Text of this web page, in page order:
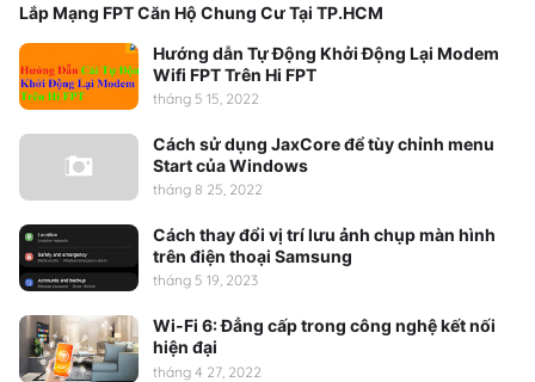
Lắp Mạng FPT Căn Hộ Chung Cư Tại TP.HCM
Hướng dẫn Tự Động Khởi Động Lại Modem
Wifi FPT Trên Hi FPT
tháng 5 15, 2022
Cách sử dụng JaxCore để tùy chỉnh menu
Start của Windows
tháng 8 25, 2022
Cách thay đổi vị trí lưu ảnh chụp màn hình
trên điện thoại Samsung
tháng 5 19, 2023
Wi-Fi 6: Đẳng cấp trong công nghệ kết nối
hiện đại
tháng 4 27, 2022